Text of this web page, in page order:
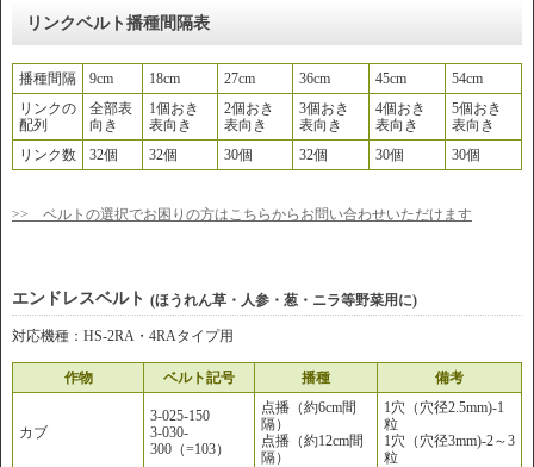
リンクベルト播種間隔表
播種間隔 9cm 18cm 27cm 36cm 45cm
54cm
リンクの
配列
全部表
向き
1個おき
表向き
2個おき
表向き
3個おき
表向き
4個おき
表向き
5個おき
表向き
リンク数
32個 32個 30個 32個 30個 30個
>> ベルトの選択でお困りの方はこちらからお問い合わせいただけます
エンドレスベルト (ほうれん草・人参・葱・ニラ等野菜用に)
対応機種：HS-2RA・4RAタイプ用
作物 ベルト記号 播種 備考
カブ
3-025-150
3-030-
300（=103）
点播（約6cm間
隔）
点播（約12cm間
隔）
1穴（穴径2.5mm)-1
粒
1穴（穴径3mm)-2～3
粒